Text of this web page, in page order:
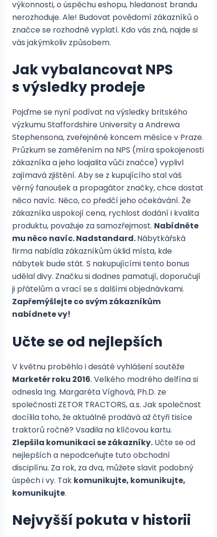
výkonnosti, o úspěchu eshopu, hledanost brandu
nerozhoduje. Ale! Budovat povědomí zákazníků o
značce se rozhodně vyplatí. Kdo vás zná, najde si
vás jakýmkoliv způsobem.
Jak vybalancovat NPS
s výsledky prodeje
Pojďme se nyní podívat na výsledky britského
výzkumu Staffordshire University a Andrewa
Stephensona, zveřejněné koncem měsíce v Praze.
Průzkum se zaměřením na NPS (míra spokojenosti
zákazníka a jeho loajalita vůči značce) vyplivl
zajímavá zjištění. Aby se z kupujícího stal váš
věrný fanoušek a propagátor značky, chce dostat
něco navíc. Něco, co předčí jeho očekávání. Že
zákazníka uspokojí cena, rychlost dodání i kvalita
produktu, považuje za samozřejmost. Nabídněte
mu něco navíc. Nadstandard.Nábytkářská
firma nabídla zákazníkům úklid místa, kde
nábytek bude stát. S nakupujícími tento bonus
udělal divy. Značku si dodnes pamatují, doporučují
ji přátelům a vrací se s dalšími objednávkami.
Zapřemýšlejte co svým zákazníkům
nabídnete vy!
Učte se od nejlepších
V květnu proběhlo i desáté vyhlášení soutěže
Marketér roku 2016. Velkého modrého delfína si
odnesla Ing. Margaréta Víghová, Ph.D. ze
společnosti ZETOR TRACTORS, a.s. Jak společnost
docílila toho, že aktuálně prodává až čtyři tisíce
traktorů ročně? Vsadila na klíčovou kartu.
Zlepšila komunikaci se zákazníky.Učte se od
nejlepších a nepodceňujte tuto obchodní
disciplínu. Za rok, za dva, můžete slavit podobný
úspěch i vy. Tak komunikujte, komunikujte,
komunikujte.
Nejvyšší pokuta v historii